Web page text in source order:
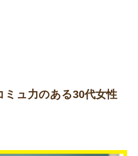
ミュ力のある30代女性